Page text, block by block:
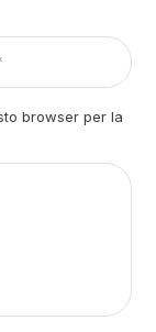
browser per la